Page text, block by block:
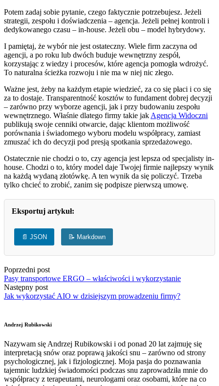
Potem zadaj sobie pytanie, czego faktycznie potrzebujesz. Jeżeli
strategii, zespołu i doświadczenia – agencja. Jeżeli pełnej kontroli i
dedykowanego czasu – in-house. Jeżeli obu – model hybrydowy.
I pamiętaj, że wybór nie jest ostateczny. Wiele firm zaczyna od
agencji, a po roku lub dwóch buduje wewnętrzny zespół,
korzystając z wiedzy i procesów, które agencja pomogła wdrożyć.
To naturalna ścieżka rozwoju i nie ma w niej nic złego.
Ważne jest, żeby na każdym etapie wiedzieć, za co się płaci i co się
za to dostaje. Transparentność kosztów to fundament dobrej decyzji
– zarówno przy wyborze agencji, jak i przy budowaniu zespołu
wewnętrznego. Właśnie dlatego firmy takie jak Agencja Widoczni
publikują swoje cenniki otwarcie, dając klientom możliwość
porównania i świadomego wyboru modelu współpracy, zamiast
zmuszać ich do decyzji pod presją spotkania sprzedażowego.
Ostatecznie nie chodzi o to, czy agencja jest lepsza od specjalisty in-
house. Chodzi o to, który model daje Twojej firmie najlepszy wynik
na każdą wydaną złotówkę. A ten wynik da się policzyć. Trzeba
tylko chcieć to zrobić, zanim się podpisze pierwszą umowę.
Eksportuj artykuł:
📄 JSON 📝 Markdown
Poprzedni post
Pasy transportowe ERGO – właściwości i wykorzystanie
Następny post
Jak wykorzystać AIO w dzisiejszym prowadzeniu firmy?
Andrzej Rubikowski
Nazywam się Andrzej Rubikowski i od ponad 20 lat zajmuję się
interpretacją snów oraz poprawą jakości snu – zarówno od strony
psychologicznej, jak i fizjologicznej. Moja pasja do poznawania
tajemnic ludzkiej świadomości podczas snu zaprowadziła mnie do
współpracy z terapeutami, neurologami oraz osobami, które na co